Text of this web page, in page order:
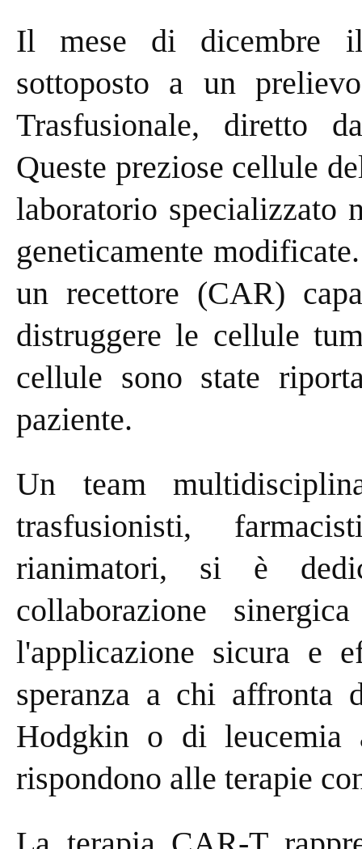
Il mese di dicembre
sottoposto a un
Trasfusionale, diretto
Queste preziose cellule
laboratorio specializzato
geneticamente
un recettore (CAR)
distruggere le cellule
cellule sono state
paziente.
Un team
trasfusionisti,
rianimatori, si è
collaborazione
l'applicazione sicura e
speranza a chi affronta
Hodgkin o di leucemia
rispondono alle terapie